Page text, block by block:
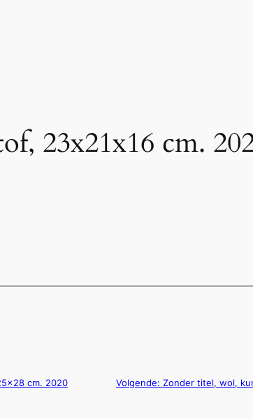
23x21x16 cm.
cm. 2020 Volgende: Zonder titel, wol,